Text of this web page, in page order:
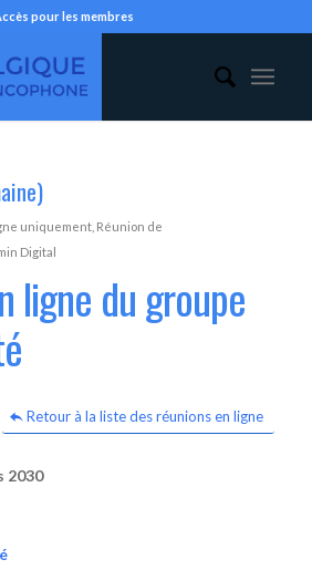
pour les membres
uniquement, Réunion de
Digital
ligne du groupe
Retour à la liste des réunions en ligne
2030